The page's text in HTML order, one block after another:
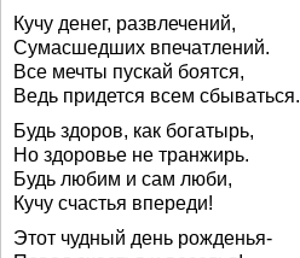
Кучу денег, развлечений,
Сумасшедших впечатлений.
Все мечты пускай боятся,
Ведь придется всем сбываться.
Будь здоров, как богатырь,
Но здоровье не транжирь.
Будь любим и сам люби,
Кучу счастья впереди!
Этот чудный день рожденья-